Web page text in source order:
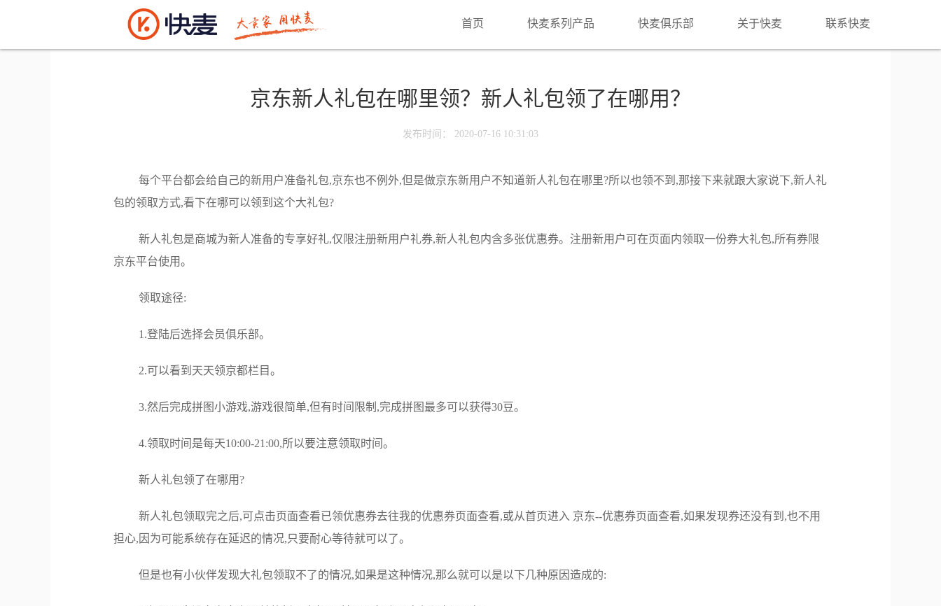
首页 快麦系列产品 快麦俱乐部 关于快麦 联系快麦
>> 正文
京东新人礼包在哪里领？新人礼包领了在哪用？
发布时间： 2020-07-16 10:31:03
每个平台都会给自己的新用户准备礼包,京东也不例外,但是做京东新用户不知道新人礼包在哪里?所以也领不到,那接下来就跟大家说下,新人礼
包的领取方式,看下在哪可以领到这个大礼包?
新人礼包是商城为新人准备的专享好礼,仅限注册新用户礼券,新人礼包内含多张优惠券。注册新用户可在页面内领取一份券大礼包,所有券限
京东平台使用。
领取途径:
1.登陆后选择会员俱乐部。
2.可以看到天天领京都栏目。
3.然后完成拼图小游戏,游戏很简单,但有时间限制,完成拼图最多可以获得30豆。
4.领取时间是每天10:00-21:00,所以要注意领取时间。
新人礼包领了在哪用?
新人礼包领取完之后,可点击页面查看已领优惠券去往我的优惠券页面查看,或从首页进入 京东--优惠券页面查看,如果发现券还没有到,也不用
担心,因为可能系统存在延迟的情况,只要耐心等待就可以了。
但是也有小伙伴发现大礼包领取不了的情况,如果是这种情况,那么就可以是以下几种原因造成的: